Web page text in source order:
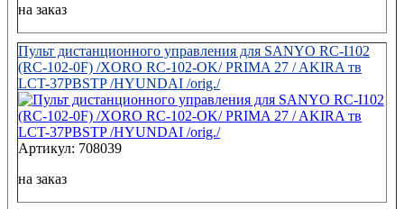
на заказ
Пульт дистанционного управления для SANYO RC-I102
(RC-102-0F) /XORO RC-102-OK/ PRIMA 27 / AKIRA тв
LCT-37PBSTP /HYUNDAI /orig./
Артикул: 708039
на заказ